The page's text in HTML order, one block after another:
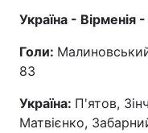
Архів
Контакти
Послуги
Україна - Вірменія
Голи:
83
Україна: П'ятов,
Матвієнко,